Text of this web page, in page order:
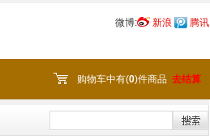
微博: 新浪 腾讯
购物车中有(0)件商品 去结算